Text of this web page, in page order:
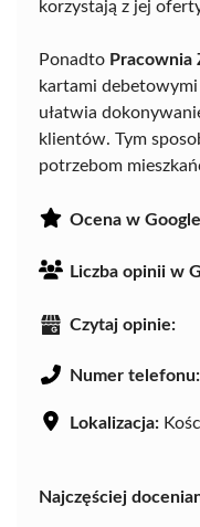
korzystają z jej
Ponadto Pracownia
kartami
ułatwia
klientów. Tym
potrzebom
Ocena w
Liczba opinii w
Czytaj opinie:
Numer telefonu:
Lokalizacja:
Najczęściej